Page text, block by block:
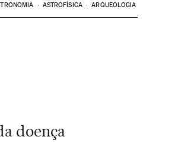
ASTROFÍSICA ARQUEOLOGIA
doença